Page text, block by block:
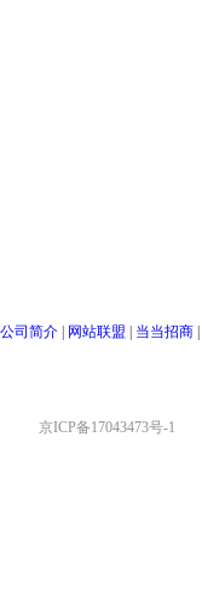
公司简介 网站联盟 当当招商
京ICP备17043473号-1